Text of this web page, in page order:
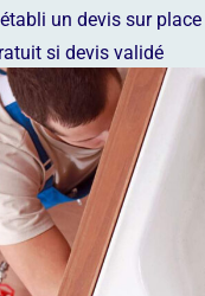
un devis sur place
si devis validé